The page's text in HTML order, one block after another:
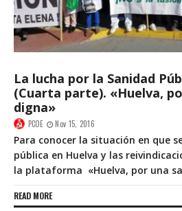
La lucha por la Sanidad
(Cuarta parte). «Huelva,
digna»
PCOE Nov 15, 2016
Para conocer la situación en que
pública en Huelva y las
la plataforma «Huelva, por una
READ MORE